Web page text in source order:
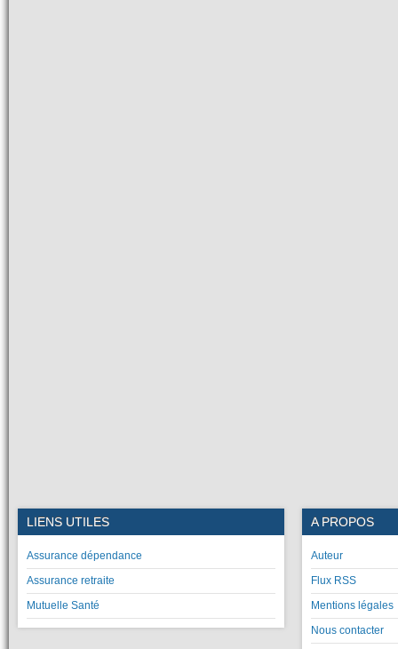
LIENS UTILES
Assurance dépendance
Assurance retraite
Mutuelle Santé
A PROPOS
Auteur
Flux RSS
Mentions légales
Nous contacter